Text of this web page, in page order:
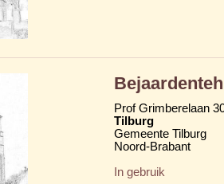
Prof Grimberelaan
Tilburg
Gemeente Tilburg
Noord-Brabant
In gebruik